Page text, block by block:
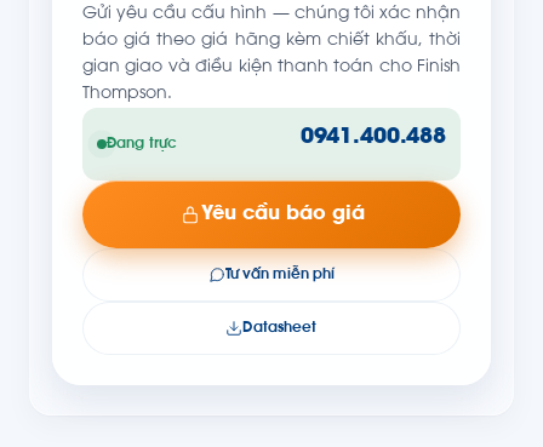
Gửi yêu cầu cấu hình — chúng tôi xác nhận
báo giá theo giá hãng kèm chiết khấu, thời
gian giao và điều kiện thanh toán cho Finish
Thompson.
Đang trực 0941.400.488
Yêu cầu báo giá
Tư vấn miễn phí
Datasheet